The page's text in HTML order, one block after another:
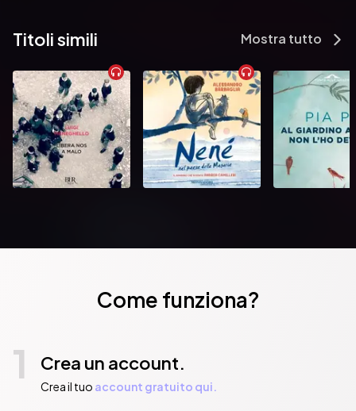
Titoli simili Mostra tutto
Come funziona?
1 Crea un account.
Crea il tuo account gratuito qui.